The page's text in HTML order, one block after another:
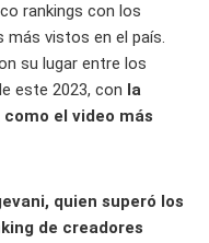
rankings con los
más vistos en el país.
su lugar entre los
este 2023, con la
el video más
quien superó los
de creadores